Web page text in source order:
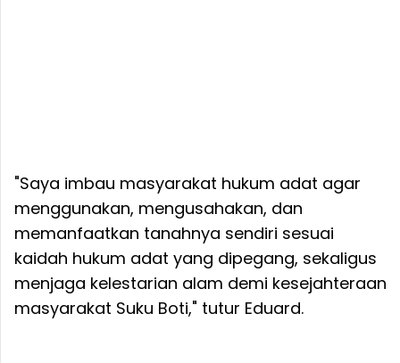
"Saya imbau masyarakat hukum adat agar
menggunakan, mengusahakan, dan
memanfaatkan tanahnya sendiri sesuai
kaidah hukum adat yang dipegang, sekaligus
menjaga kelestarian alam demi kesejahteraan
masyarakat Suku Boti," tutur Eduard.